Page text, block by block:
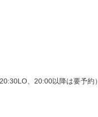
、20:00以降は要予約）